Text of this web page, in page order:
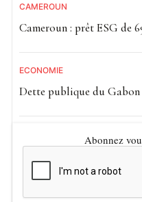
CAMEROUN
Cameroun : prêt ESG de
ECONOMIE
Dette publique du Gabon
Abonnez